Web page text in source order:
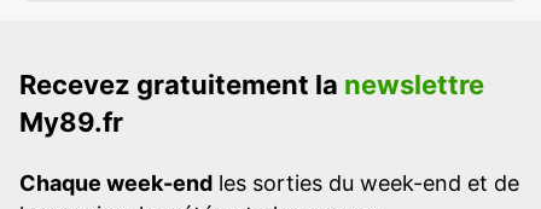
Recevez gratuitement la newslettre
My89.fr
Chaque week-end les sorties du week-end et de